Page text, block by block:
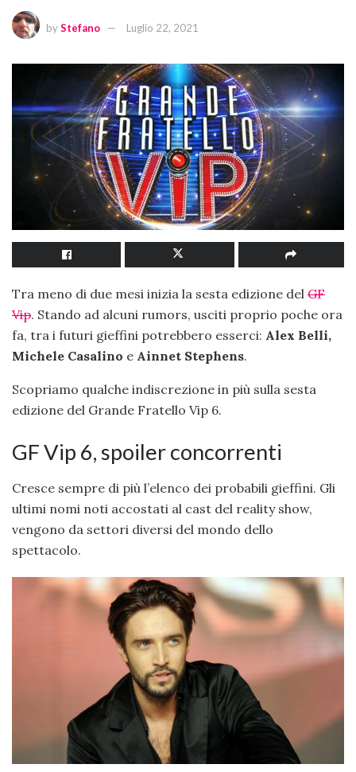
byStefano Luglio 22, 2021
Tra meno di due mesi inizia la sesta edizione del GF
Vip. Stando ad alcuni rumors, usciti proprio poche ora
fa, tra i futuri gieffini potrebbero esserci: Alex Belli,
Michele Casalino e Ainnet Stephens.
Scopriamo qualche indiscrezione in più sulla sesta
edizione del Grande Fratello Vip 6.
GF Vip 6, spoiler concorrenti
Cresce sempre di più l’elenco dei probabili gieffini. Gli
ultimi nomi noti accostati al cast del reality show,
vengono da settori diversi del mondo dello
spettacolo.